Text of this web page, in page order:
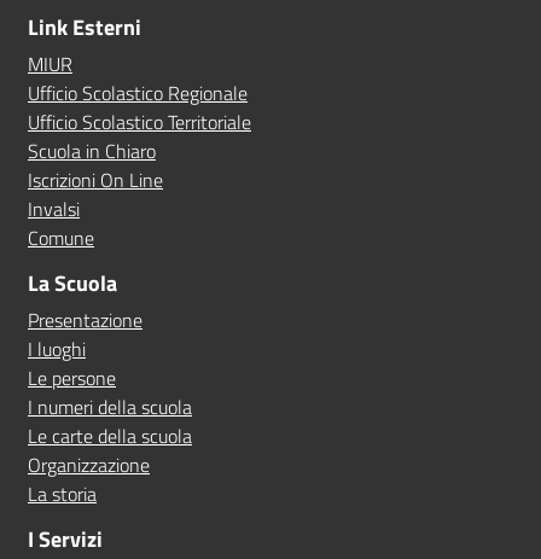
Link Esterni
MIUR
Ufficio Scolastico Regionale
Ufficio Scolastico Territoriale
Scuola in Chiaro
Iscrizioni On Line
Invalsi
Comune
La Scuola
Presentazione
I luoghi
Le persone
I numeri della scuola
Le carte della scuola
Organizzazione
La storia
I Servizi